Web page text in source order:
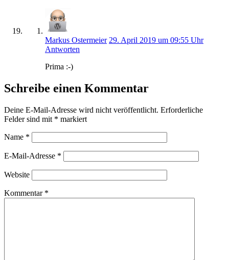
Markus Ostermeier 29. April 2019 um 09:55 Uhr
Antworten
Prima :-)
Schreibe einen Kommentar
Deine E-Mail-Adresse wird nicht veröffentlicht. Erforderliche
Felder sind mit * markiert
Name *
E-Mail-Adresse *
Website
Kommentar *